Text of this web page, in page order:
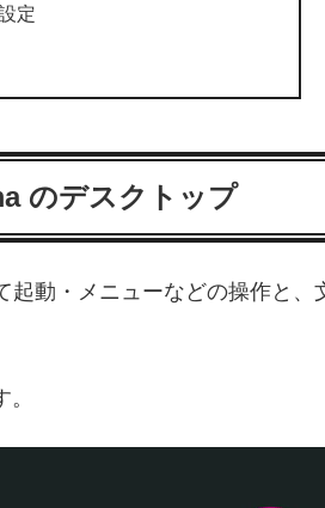
定
のデスクトップ
起動・メニューなどの操作と、